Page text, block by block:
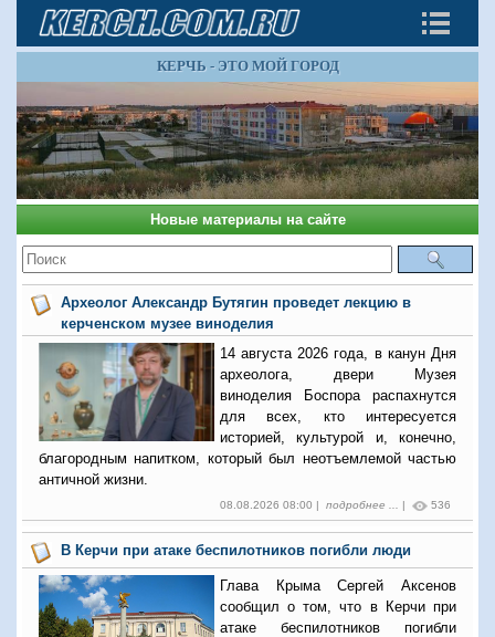
КЕРЧЬ - ЭТО МОЙ ГОРОД
Новые материалы на сайте
Археолог Александр Бутягин проведет лекцию в
керченском музее виноделия
14 августа 2026 года, в канун Дня
археолога, двери Музея
виноделия Боспора распахнутся
для всех, кто интересуется
историей, культурой и, конечно,
благородным напитком, который был неотъемлемой частью
античной жизни.
08.08.2026 08:00 | подробнее ... | 536
В Керчи при атаке беспилотников погибли люди
Глава Крыма Сергей Аксенов
сообщил о том, что в Керчи при
атаке беспилотников погибли